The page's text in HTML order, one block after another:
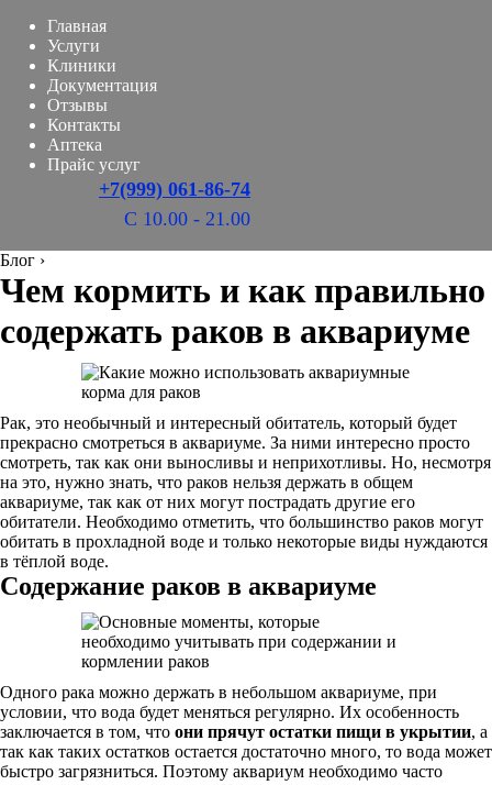
Главная
Услуги
Клиники
Документация
Отзывы
Контакты
Аптека
Прайс услуг
+7(999) 061-86-74
С 10.00 - 21.00
Блог ›
Чем кормить и как правильно
содержать раков в аквариуме
Рак, это необычный и интересный обитатель, который будет
прекрасно смотреться в аквариуме. За ними интересно просто
смотреть, так как они выносливы и неприхотливы. Но, несмотря
на это, нужно знать, что раков нельзя держать в общем
аквариуме, так как от них могут пострадать другие его
обитатели. Необходимо отметить, что большинство раков могут
обитать в прохладной воде и только некоторые виды нуждаются
в тёплой воде.
Содержание раков в аквариуме
Одного рака можно держать в небольшом аквариуме, при
условии, что вода будет меняться регулярно. Их особенность
заключается в том, что они прячут остатки пищи в укрытии, а
так как таких остатков остается достаточно много, то вода может
быстро загрязниться. Поэтому аквариум необходимо часто